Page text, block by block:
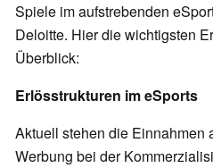
Spiele im aufstrebenden
Deloitte. Hier die wichtigsten
Überblick:
Erlösstrukturen im eSports
Aktuell stehen die Einnahmen
Werbung bei der